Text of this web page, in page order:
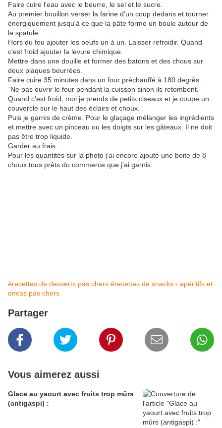
Faire cuire l'eau avec le beurre, le sel et le sucre.
Au premier bouillon verser la farine d'un coup dedans et tourner
énergiquement jusqu'à ce que la pâte forme un boule autour de
la spatule.
Hors du feu ajouter les oeufs un à un. Laisser refroidir. Quand
c'est froid ajouter la levure chimique.
Mettre dans une douille et former des batons et des chous sur
deux plaques beurrées.
Faire cuire 35 minutes dans un four préchauffé à 180 degrès.
`Ne pas ouvrir le four pendant la cuisson sinon ils retombent.
Quand c'est froid, moi je prends de petits ciseaux et je coupe un
couvercle sur le haut des éclairs et choux.
Puis je garnis de crème. Pour le glaçage mélanger les ingrédients
et mettre avec un pinceau ou les doigts sur les gâteaux. Il ne doit
pas être trop liquide.
Garder au frais.
Pour les quantités sur la photo j'ai encore ajouté une boite de 8
choux tous prêts du commerce que j'ai garnis.
#recettes de desserts pas chers #recettes de snacks - apéritifs et
encas pas chers
Partager
Vous aimerez aussi
Glace au yaourt avec fruits trop mûrs
(antigaspi) :